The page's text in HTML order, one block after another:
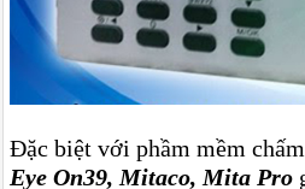
Đặc biệt với phầm mềm
Eye On39, Mitaco, Mita Pro